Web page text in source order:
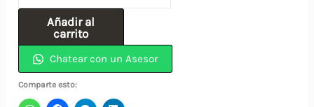
Enmascarar
40mts
(24mm)
ANDINA
Añadir al
carrito
Chatear con un Asesor
Comparte esto: